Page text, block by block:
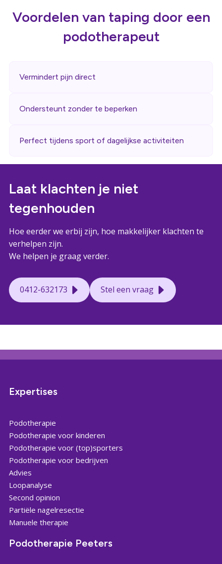
Voordelen van taping door een
podotherapeut
Vermindert pijn direct
Ondersteunt zonder te beperken
Perfect tijdens sport of dagelijkse activiteiten
Laat klachten je niet
tegenhouden
Hoe eerder we erbij zijn, hoe makkelijker klachten te
verhelpen zijn.
We helpen je graag verder.
0412-632173 Stel een vraag
Expertises
Podotherapie
Podotherapie voor kinderen
Podotherapie voor (top)sporters
Podotherapie voor bedrijven
Advies
Loopanalyse
Second opinion
Partiële nagelresectie
Manuele therapie
Podotherapie Peeters